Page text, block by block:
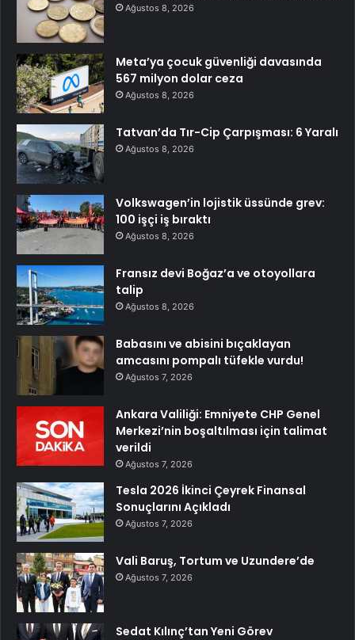
Ağustos 8, 2026
Meta’ya çocuk güvenliği davasında
567 milyon dolar ceza
Ağustos 8, 2026
Tatvan’da Tır-Cip Çarpışması: 6 Yaralı
Ağustos 8, 2026
Volkswagen’in lojistik üssünde grev:
100 işçi iş bıraktı
Ağustos 8, 2026
Fransız devi Boğaz’a ve otoyollara
talip
Ağustos 8, 2026
Babasını ve abisini bıçaklayan
amcasını pompalı tüfekle vurdu!
Ağustos 7, 2026
Ankara Valiliği: Emniyete CHP Genel
Merkezi’nin boşaltılması için talimat
verildi
Ağustos 7, 2026
Tesla 2026 İkinci Çeyrek Finansal
Sonuçlarını Açıkladı
Ağustos 7, 2026
Vali Baruş, Tortum ve Uzundere’de
Ağustos 7, 2026
Sedat Kılınç’tan Yeni Görev